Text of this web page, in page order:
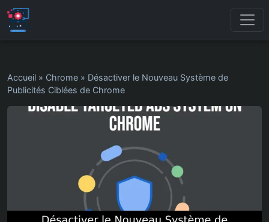
Accueil » Chrome » Désactiver le Nouveau Système de
Publicités Ciblées de Chrome